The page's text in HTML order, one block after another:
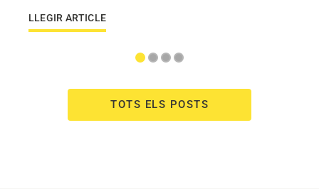
LLEGIR ARTICLE
TOTS ELS POSTS